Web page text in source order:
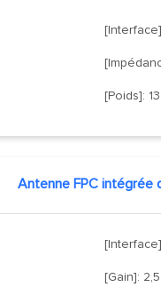
[Poids]:
[Gain]: